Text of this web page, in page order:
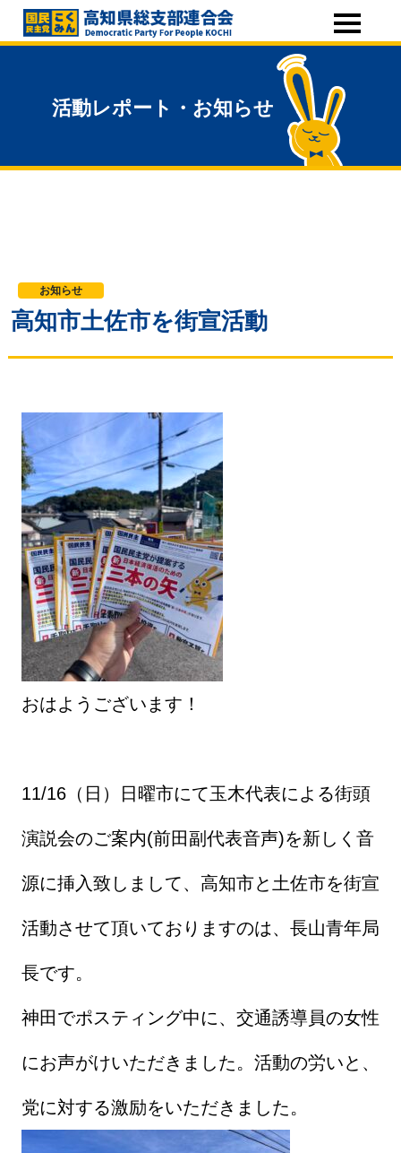
活動レポート・お知らせ
お知らせ
高知市土佐市を街宣活動
おはようございます！
11/16（日）日曜市にて玉木代表による街頭
演説会のご案内(前田副代表音声)を新しく音
源に挿入致しまして、高知市と土佐市を街宣
活動させて頂いておりますのは、長山青年局
長です。
神田でポスティング中に、交通誘導員の女性
にお声がけいただきました。活動の労いと、
党に対する激励をいただきました。